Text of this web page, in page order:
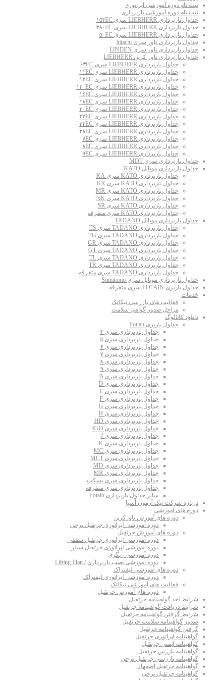
ثبت نام دوره آموزشی اپراتوری
ثبت نام دوره آموزشی باربرداری
جداول باربرداری LIEBHERR سری ۱۵۴EC
جداول باربرداری LIEBHERR سری ۳۸۰EC
جداول باربرداری LIEBHERR سری ۵۰EC
جداول باربرداری تاور سری hitachi
جداول باربرداری تاور سری LINDEN
جداول باربرداری تاور کرین LIEBHERR
جداول باربرداری LIEBHEER سری ۶۳EC
جداول باربرداری LIEBHERR سری ۱۱EC
جداول باربرداری LIEBHERR سری ۱۳EC
جداول باربرداری LIEBHERR سری ۱۴۰EC
جداول باربرداری LIEBHERR سری ۱۶EC
جداول باربرداری LIEBHERR سری ۱۸EC
جداول باربرداری LIEBHERR سری ۲۰EC
جداول باربرداری LIEBHERR سری ۲۲EC
جداول باربرداری LIEBHERR سری ۲۴EC
جداول باربرداری LIEBHERR سری ۲۸EC
جداول باربرداری LIEBHERR سری ۷EC
جداول باربرداری LIEBHERR سری ۸EC
جداول باربرداری LIEBHERR سری ۹EC
جداول باربرداری سری MDT
جداول باربرداری موبایل KATO
جداول باربرداری KATO سری KA
جداول باربرداری KATO سری KR
جداول باربرداری KATO سری MR
جداول باربرداری KATO سری NK
جداول باربرداری KATO سری SR
جداول باربرداری KATO سری متفرقه
جداول باربرداری موبایل TADANO
جداول باربرداری TADANO سری TS
جداول باربرداری TADANO سری TG
جداول باربرداری TADANO سری GR
جداول باربرداری TADANO سری GT
جداول باربرداری TADANO سری TL
جداول باربرداری TADANO سری TR
جداول باربرداری TADANO سری متفرقه
جداول باربرداری موبایل سری Sumitomo
جداول باربری POTAIN سری متفرقه
خدمات
فعالیت های بازرسی نیکاتک
مراحل صدور گواهی سلامت
دانلود کاتالوگ
جداول باربری Potian
جداول باربرداری سری ۴
جداول باربرداری سری ۵
جداول باربرداری سری ۶
جداول باربرداری سری ۷
جداول باربرداری سری ۸
جداول باربرداری سری ۹
جداول باربرداری سری B
جداول باربرداری سری D
جداول باربرداری سری E
جداول باربرداری سری F
جداول باربرداری سری G
جداول باربرداری سری H
جداول باربرداری سری HD
جداول باربرداری سری IGO
جداول باربرداری سری J
جداول باربرداری سری K
جداول باربرداری سری MC
جداول باربرداری سری MCT
جداول باربرداری سری MD
جداول باربرداری سری MR
جداول باربرداری سری بسکت
جداول باربرداری سری متفرقه
سایر جداول باربرداری Potain
درباره شرکت نیک آزمون آسیا
دوره های آموزشی
دوره های آموزش تاورکرین
دوره آموزشی اپراتوری جرثقیل برجی
دوره های آموزش جرثقیل
دوره آموزشی اپراتوری جرثقیل سقفی
دوره آموزشی اپراتوری جرثقیل سیار
دوره آموزشی ریگری
دوره آموزشی نصب باربرداری / Lifting Plan
دوره های آموزشی لیفتراک
دوره آموزشی اپراتوری لیفتراک
فعالیت های آموزشی نیکاتک
دوره های آموزش جرثقیل
شرایط اخذ گواهینامه جرثقیل
شرایط دریافت گواهینامه جرثقیل
شرایط گرفتن گواهینامه جرثقیل
صدور گواهینامه سلامت جرثقیل
گرفتن گواهینامه جرثقیل
گواهینامه اپراتوری جرثقیل
گواهینامه ایمنی جرثقیل
گواهینامه بازرس جرثقیل
گواهینامه بازرسی جرثقیل برجی
گواهینامه جرثقیل اصفهان
گواهینامه جرثقیل برجی